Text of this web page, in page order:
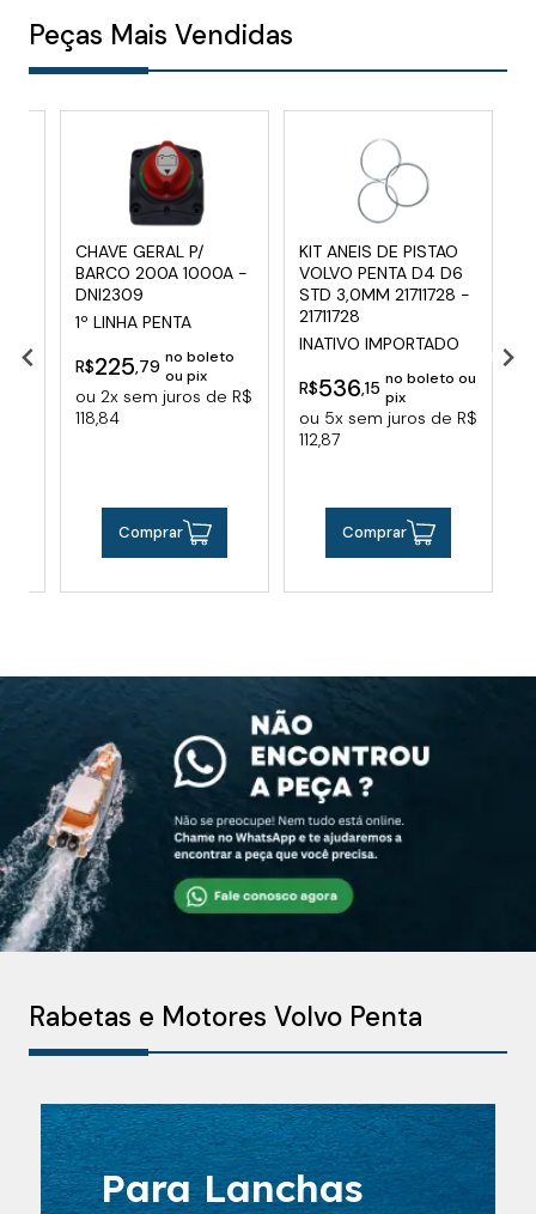
Peças Mais Vendidas
CHAVE GERAL P/
BARCO 200A 1000A -
DNI2309
1º LINHA PENTA
R$225,79 no boleto
ou pix
ou 2x sem juros de R$
118,84
Comprar
KIT ANEIS DE PISTAO
VOLVO PENTA D4 D6
STD 3,0MM 21711728 -
21711728
INATIVO IMPORTADO
R$536,15 no boleto ou
pix
ou 5x sem juros de R$
112,87
Comprar
Rabetas e Motores Volvo Penta
Para Lanchas